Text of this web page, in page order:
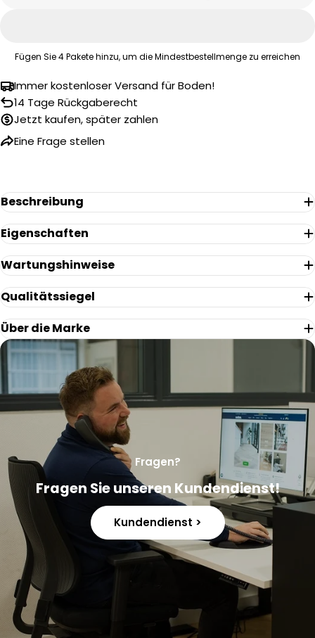
Fügen Sie4Pakete hinzu, um die Mindestbestellmenge zu erreichen
Immer kostenloser Versand für Boden!
14 Tage Rückgaberecht
Jetzt kaufen, später zahlen
Eine Frage stellen
Eine Frage stellen
Ihr
Ihr
Telefon
Ihre
Nachricht
Die mit * gekennzeichneten Felder sind Pflichtfelder.
Fragen?
Fragen Sie unseren Kundendienst!
Kundendienst >
Beschreibung
Eigenschaften
Wartungshinweise
Qualitätssiegel
Über die Marke